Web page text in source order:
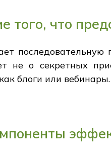
того, что
не о секретных
блоги или вебинары.